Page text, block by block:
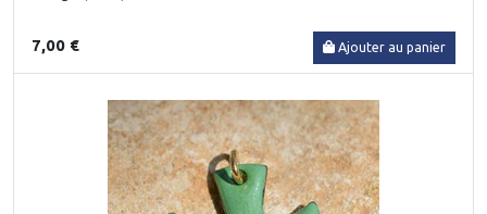
7,00 € Ajouter au panier